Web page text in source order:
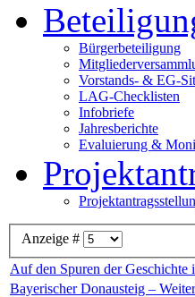
Bürgerbeteiligung
Vorstands- & EG-
LAG-Checklisten
Infobriefe
Jahresberichte
Evaluierung &
Anzeige #
Auf den Spuren der Geschichte
Bayerischer Donausteig –